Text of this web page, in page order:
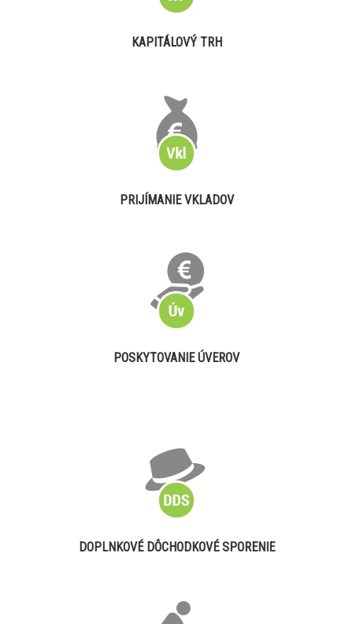
KAPITÁLOVÝ TRH
PRIJÍMANIE VKLADOV
POSKYTOVANIE ÚVEROV
DOPLNKOVÉ DÔCHODKOVÉ SPORENIE